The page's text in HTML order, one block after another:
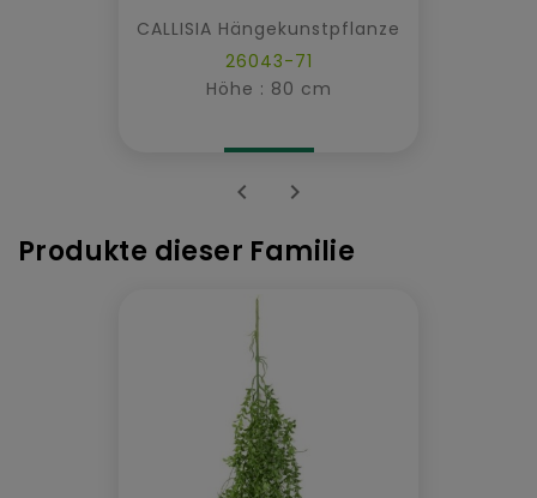
CALLISIA Hängekunstpflanze
26043-71
Höhe : 80 cm
 
Produkte dieser Familie